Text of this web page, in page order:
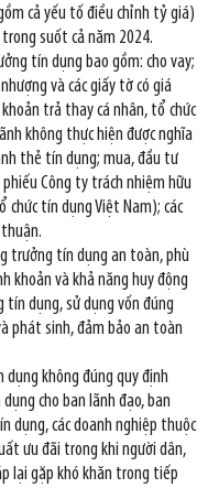
cả yếu tố điều chỉnh tỷ giá)
suốt cả năm 2024.
tín dụng bao gồm: cho vay;
và các giấy tờ có giá
trả thay cá nhân, tổ chức
không thực hiện được nghĩa
thẻ tín dụng; mua, đầu tư
Công ty trách nhiệm hữu
chức tín dụng Việt Nam); các
thuận.
trưởng tín dụng an toàn, phù
khoản và khả năng huy động
tín dụng, sử dụng vốn đúng
phát sinh, đảm bảo an toàn
không đúng quy định
cho ban lãnh đạo, ban
dụng, các doanh nghiệp thuộc
ưu đãi trong khi người dân,
lại gặp khó khăn trong tiếp